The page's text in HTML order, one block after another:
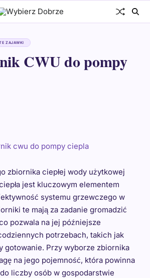
ZAJAWKI
CWU do pompy
zbiornika ciepłej wody użytkowej
jest kluczowym elementem
systemu grzewczego w
te mają za zadanie gromadzić
pozwala na jej późniejsze
potrzebach, takich jak
gotowanie. Przy wyborze zbiornika
na jego pojemność, która powinna
liczby osób w gospodarstwie